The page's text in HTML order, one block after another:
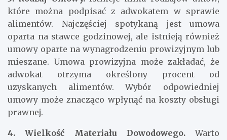
które można podpisać z adwokatem w sprawie
alimentów. Najczęściej spotykaną jest umowa
oparta na stawce godzinowej, ale istnieją również
umowy oparte na wynagrodzeniu prowizyjnym lub
mieszane. Umowa prowizyjna może zakładać, że
adwokat otrzyma określony procent od
uzyskanych alimentów. Wybór odpowiedniej
umowy może znacząco wpłynąć na koszty obsługi
prawnej.
4. Wielkość Materiału Dowodowego.Warto